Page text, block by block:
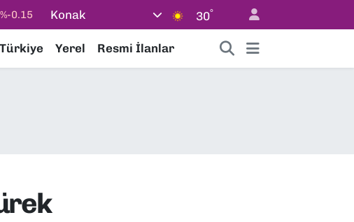
%0.18
%0.38
Konak 30°
Türkiye Yerel Resmi İlanlar